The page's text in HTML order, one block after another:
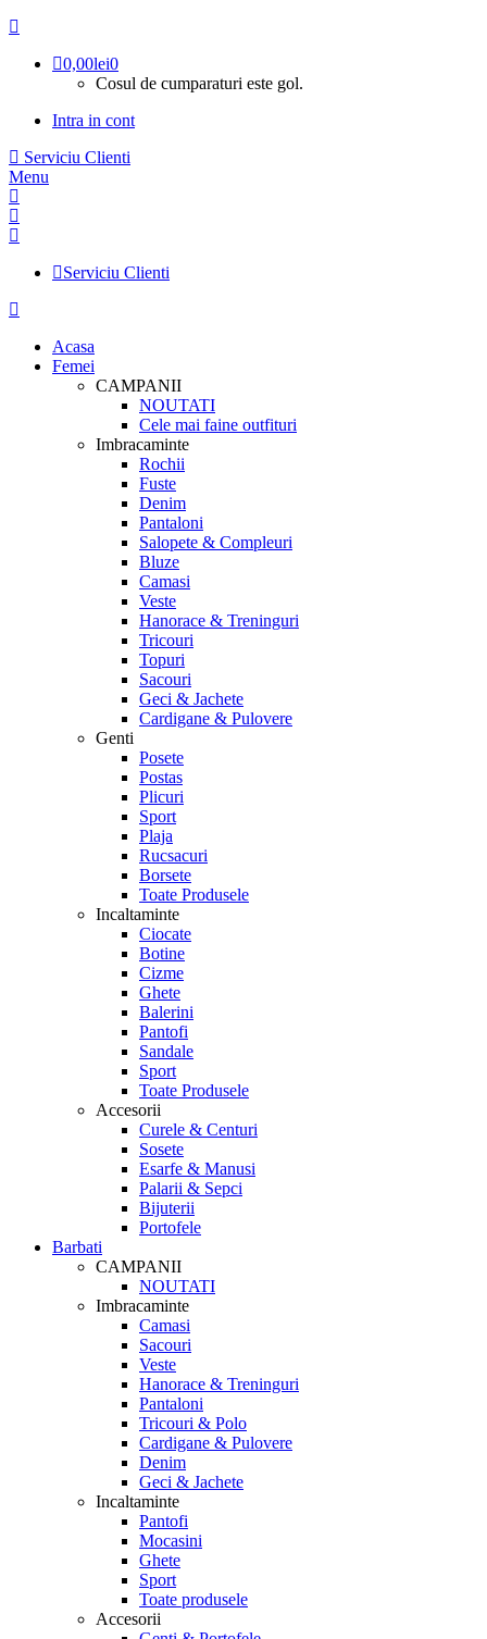
0,00lei0
Cosul de cumparaturi este gol.
Intra in cont
Serviciu Clienti
Menu
Serviciu Clienti
Acasa
Femei
CAMPANII
NOUTATI
Cele mai faine outfituri
Imbracaminte
Rochii
Fuste
Denim
Pantaloni
Salopete & Compleuri
Bluze
Camasi
Veste
Hanorace & Treninguri
Tricouri
Topuri
Sacouri
Geci & Jachete
Cardigane & Pulovere
Genti
Posete
Postas
Plicuri
Sport
Plaja
Rucsacuri
Borsete
Toate Produsele
Incaltaminte
Ciocate
Botine
Cizme
Ghete
Balerini
Pantofi
Sandale
Sport
Toate Produsele
Accesorii
Curele & Centuri
Sosete
Esarfe & Manusi
Palarii & Sepci
Bijuterii
Portofele
Barbati
CAMPANII
NOUTATI
Imbracaminte
Camasi
Sacouri
Veste
Hanorace & Treninguri
Pantaloni
Tricouri & Polo
Cardigane & Pulovere
Denim
Geci & Jachete
Incaltaminte
Pantofi
Mocasini
Ghete
Sport
Toate produsele
Accesorii